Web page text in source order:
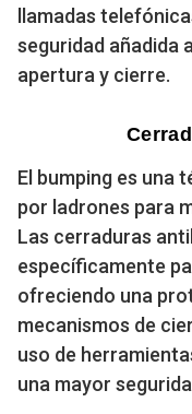
llamadas
seguridad añadida
apertura y cierre.
El bumping es una
por ladrones para
Las cerraduras
específicamente
ofreciendo una
mecanismos de
uso de
una mayor